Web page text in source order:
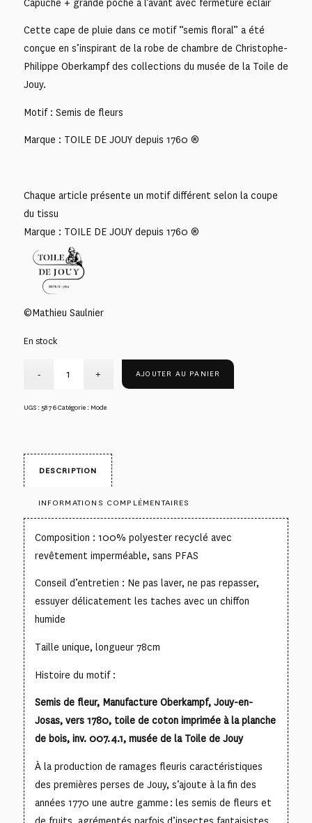
Capuche + grande poche à l’avant avec fermeture éclair
Cette cape de pluie dans ce motif “semis floral” a été
conçue en s’inspirant de la robe de chambre de Christophe-
Philippe Oberkampf des collections du musée de la Toile de
Jouy.
Motif : Semis de fleurs
Marque : TOILE DE JOUY depuis 1760 ®
Chaque article présente un motif différent selon la coupe
du tissu
Marque : TOILE DE JOUY depuis 1760 ®
©Mathieu Saulnier
En stock
AJOUTER AU PANIER
UGS : 5876Catégorie : Mode
DESCRIPTION
INFORMATIONS COMPLÉMENTAIRES
Composition : 100% polyester recyclé avec
revêtement imperméable, sans PFAS
Conseil d’entretien : Ne pas laver, ne pas repasser,
essuyer délicatement les taches avec un chiffon
humide
Taille unique, longueur 78cm
Histoire du motif :
Semis de fleur, Manufacture Oberkampf, Jouy-en-
Josas, vers 1780, toile de coton imprimée à la planche
de bois, inv. 007.4.1, musée de la Toile de Jouy
À la production de ramages fleuris caractéristiques
des premières perses de Jouy, s’ajoute à la fin des
années 1770 une autre gamme : les semis de fleurs et